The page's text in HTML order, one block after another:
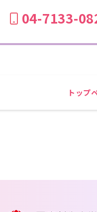
04-7133-
トップ